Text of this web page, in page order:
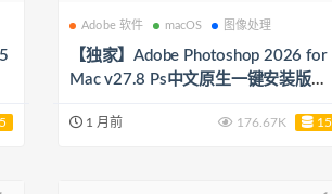
Adobe 软件 macOS 图像处理
【独家】Adobe Photoshop 2026 for
Mac v27.8 Ps中文原生一键安装版
镜插件）
1 月前 176.67K 15